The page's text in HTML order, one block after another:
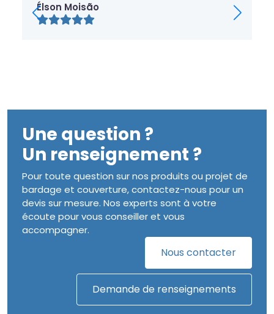
Élson Moisão
Une question ?
Un renseignement ?
Pour toute question sur nos produits ou projet de
bardage et couverture, contactez-nous pour un
devis sur mesure. Nos experts sont à votre
écoute pour vous conseiller et vous
accompagner.
Nous contacter
Demande de renseignements